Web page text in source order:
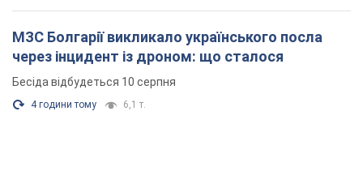
МЗС Болгарії викликало українського посла
через інцидент із дроном: що сталося
Бесіда відбудеться 10 серпня
4 години тому 6,1 т.